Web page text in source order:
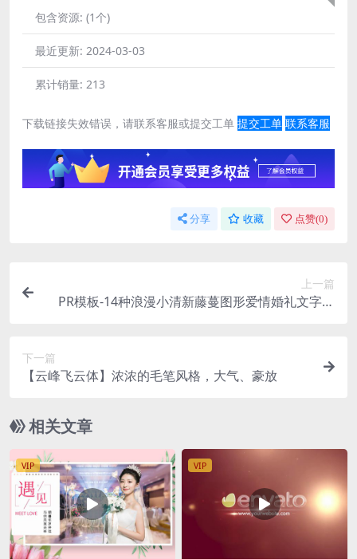
包含资源: (1个)
最近更新: 2024-03-03
累计销量: 213
下载链接失效错误，请联系客服或提交工单 提交工单 联系客服
分享 收藏 点赞(0)
上一篇
PR模板-14种浪漫小清新藤蔓图形爱情婚礼文字标
下一篇
【云峰飞云体】浓浓的毛笔风格，大气、豪放
相关文章
VIP VIP